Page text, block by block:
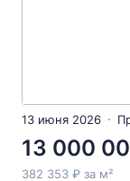
13 июня 2026
13 000
382 353 ₽ за м²